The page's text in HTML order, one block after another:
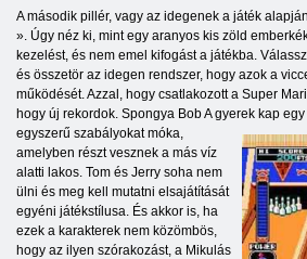
A második pillér, vagy az idegenek a játék
». Úgy néz ki, mint egy aranyos kis zöld
kezelést, és nem emel kifogást a játékba.
és összetör az idegen rendszer, hogy azok a
működését. Azzal, hogy csatlakozott a Super
hogy új rekordok. Spongya Bob A gyerek kap
egyszerű szabályokatmóka,
amelyben részt vesznek a más víz
alatti lakos. Tom és Jerry soha nem
ülni és meg kell mutatni elsajátítását
egyéni játékstílusa. És akkor is, ha
ezek a karakterek nem közömbös,
hogy az ilyen szórakozást, a Mikulás